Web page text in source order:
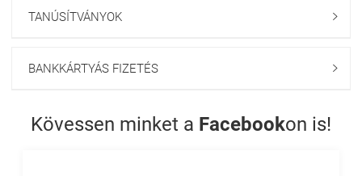
TANÚSÍTVÁNYOK 
BANKKÁRTYÁS FIZETÉS 
Kövessen minket a Facebookon is!